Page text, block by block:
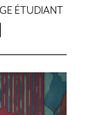
ÉTUDIANT